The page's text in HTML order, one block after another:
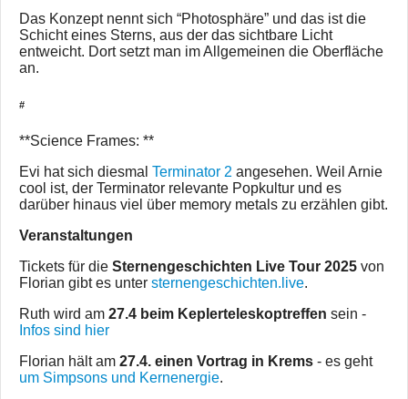
Das Konzept nennt sich “Photosphäre” und das ist die
Schicht eines Sterns, aus der das sichtbare Licht
entweicht. Dort setzt man im Allgemeinen die Oberfläche
an.
#
**Science Frames: **
Evi hat sich diesmal Terminator 2 angesehen. Weil Arnie
cool ist, der Terminator relevante Popkultur und es
darüber hinaus viel über memory metals zu erzählen gibt.
Veranstaltungen
Tickets für die Sternengeschichten Live Tour 2025 von
Florian gibt es unter sternengeschichten.live.
Ruth wird am 27.4 beim Keplerteleskoptreffen sein -
Infos sind hier
Florian hält am 27.4. einen Vortrag in Krems - es geht
um Simpsons und Kernenergie.